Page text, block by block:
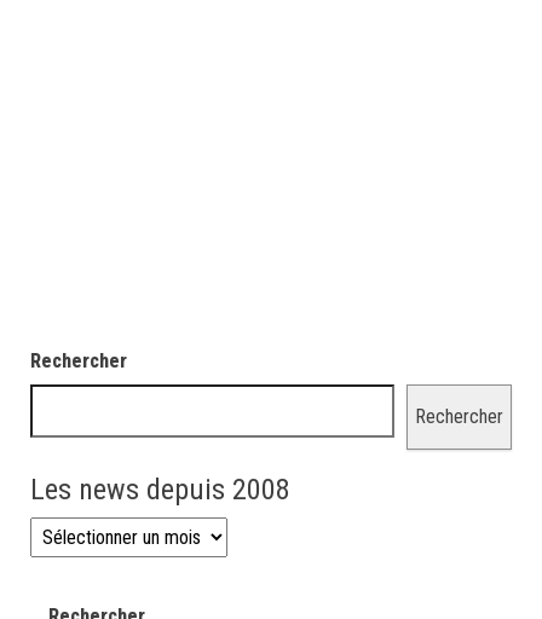
Rechercher
Rechercher
Les news depuis 2008
Les news depuis 2008